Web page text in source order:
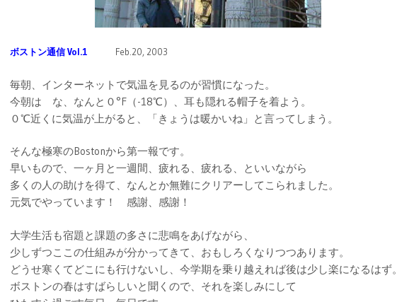
ボストン通信 Vol.1 Feb.20, 2003
毎朝、インターネットで気温を見るのが習慣になった。
今朝は な、なんと０°F（-18℃）、耳も隠れる帽子を着よう。
０℃近くに気温が上がると、「きょうは暖かいね」と言ってしまう。
そんな極寒のBostonから第一報です。
早いもので、一ヶ月と一週間、疲れる、疲れる、といいながら
多くの人の助けを得て、なんとか無難にクリアーしてこられました。
元気でやっています！ 感謝、感謝！
大学生活も宿題と課題の多さに悲鳴をあげながら、
少しずつここの仕組みが分かってきて、おもしろくなりつつあります。
どうせ寒くてどこにも行けないし、今学期を乗り越えれば後は少し楽になるはず。
ボストンの春はすばらしいと聞くので、それを楽しみにして